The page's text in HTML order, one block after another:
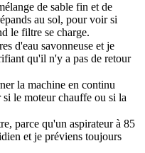
de sable fin et de
au sol, pour voir si
le filtre se charge.
d'eau savonneuse et je
qu'il n'y a pas de retour
la machine en continu
le moteur chauffe ou si la
parce qu'un aspirateur à 85
et je préviens toujours